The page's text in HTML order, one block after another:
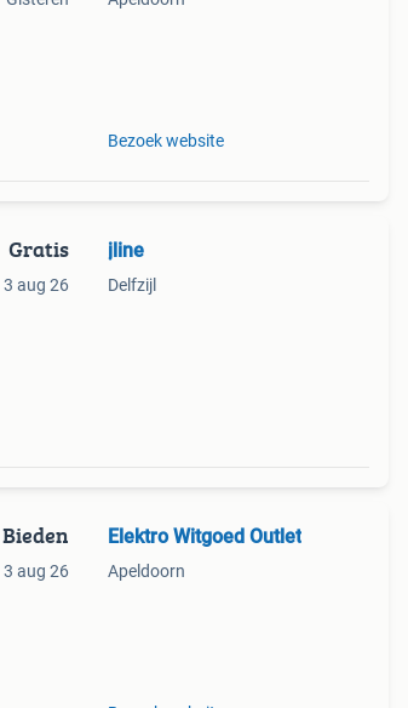
Bezoek website
Gratis
3 aug 26
jline
Delfzijl
Bieden
3 aug 26
Elektro Witgoed Outlet
Apeldoorn